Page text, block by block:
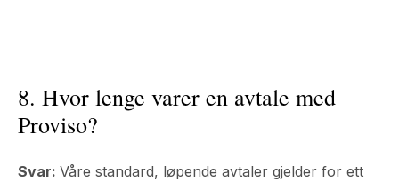
8. Hvor lenge varer en avtale med
Proviso?
Svar: Våre standard, løpende avtaler gjelder for ett